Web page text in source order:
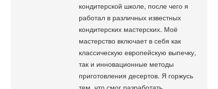
кондитерской школе, после чего я
работал в различных известных
кондитерских мастерских. Моё
мастерство включает в себя как
классическую европейскую выпечку,
так и инновационные методы
приготовления десертов. Я горжусь